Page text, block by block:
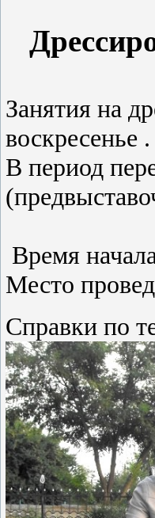
Занятия на
воскресенье .
В период
Время
Место
Справки по